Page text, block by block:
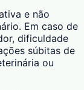
e não
Em caso de
dificuldade
súbitas de
ou